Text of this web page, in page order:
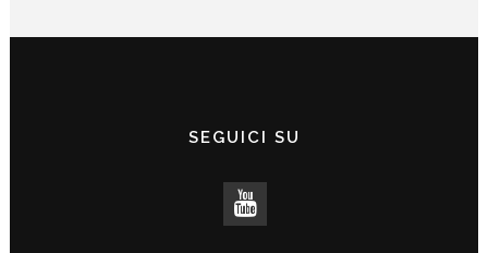
SEGUICI SU